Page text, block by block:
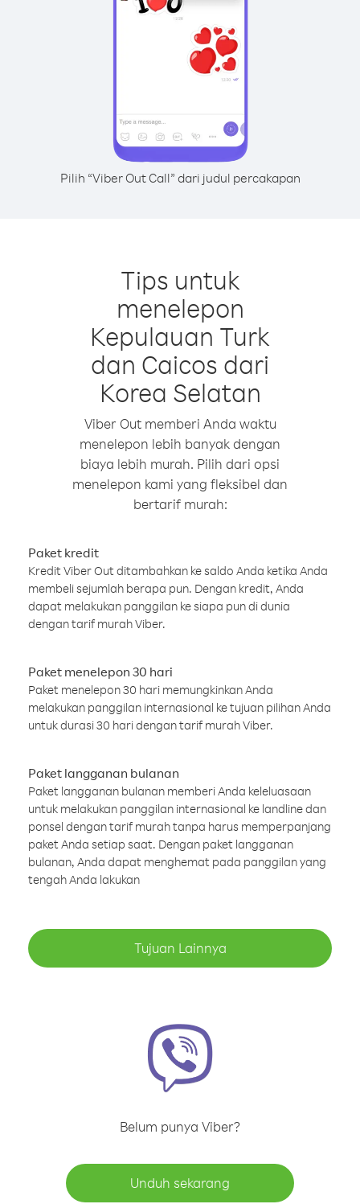
Pilih “Viber Out Call” dari judul percakapan
Tips untuk
menelepon
Kepulauan Turk
dan Caicos dari
Korea Selatan
Viber Out memberi Anda waktu
menelepon lebih banyak dengan
biaya lebih murah. Pilih dari opsi
menelepon kami yang fleksibel dan
bertarif murah:
Paket kredit
Kredit Viber Out ditambahkan ke saldo Anda ketika Anda
membeli sejumlah berapa pun. Dengan kredit, Anda
dapat melakukan panggilan ke siapa pun di dunia
dengan tarif murah Viber.
Paket menelepon 30 hari
Paket menelepon 30 hari memungkinkan Anda
melakukan panggilan internasional ke tujuan pilihan Anda
untuk durasi 30 hari dengan tarif murah Viber.
Paket langganan bulanan
Paket langganan bulanan memberi Anda keleluasaan
untuk melakukan panggilan internasional ke landline dan
ponsel dengan tarif murah tanpa harus memperpanjang
paket Anda setiap saat. Dengan paket langganan
bulanan, Anda dapat menghemat pada panggilan yang
tengah Anda lakukan
Tujuan Lainnya
Belum punya Viber?
Unduh sekarang